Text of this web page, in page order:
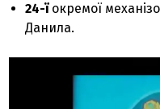
24-їокремої
Данила.